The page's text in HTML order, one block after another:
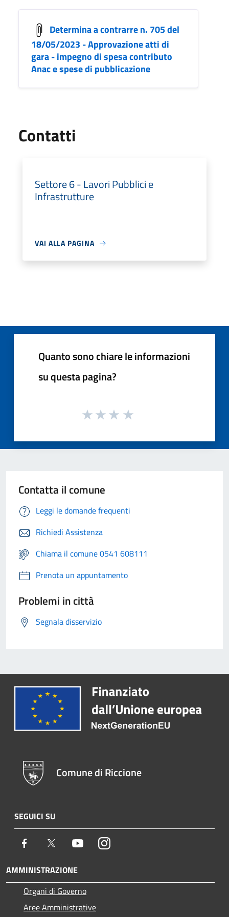
Determina a contrarre n. 705 del
18/05/2023 - Approvazione atti di
gara - impegno di spesa contributo
Anac e spese di pubblicazione
Contatti
Settore 6 - Lavori Pubblici e
Infrastrutture
VAI ALLA PAGINA
Quanto sono chiare le informazioni
su questa pagina?
Contatta il comune
Leggi le domande frequenti
Richiedi Assistenza
Chiama il comune 0541 608111
Prenota un appuntamento
Problemi in città
Segnala disservizio
Comune di Riccione
SEGUICI SU
Facebook Twitter YoutubeInstagram
AMMINISTRAZIONE
Organi di Governo
Aree Amministrative